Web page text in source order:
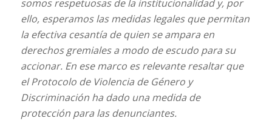
somos respetuosas de la institucionalidad y, por
ello, esperamos las medidas legales que permitan
la efectiva cesantía de quien se ampara en
derechos gremiales a modo de escudo para su
accionar. En ese marco es relevante resaltar que
el Protocolo de Violencia de Género y
Discriminación ha dado una medida de
protección para las denunciantes.